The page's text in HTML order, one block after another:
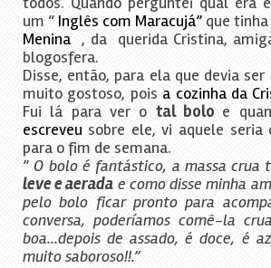
um “ Inglês com Maracujá” que
Menina, da querida Cristina,
blogosfera.
Disse, então, para ela que devia
muito gostoso, pois a cozinha da
Fui lá para ver o tal bolo e
escreveu sobre ele, vi aquele seria
para o fim de semana.
”O bolo é fantástico, a massa crua
leve e aerada e como disse minha
pelo bolo ficar pronto para
conversa, poderíamos comê-la
boa…depois de assado, é doce, é
muito saboroso!!.”